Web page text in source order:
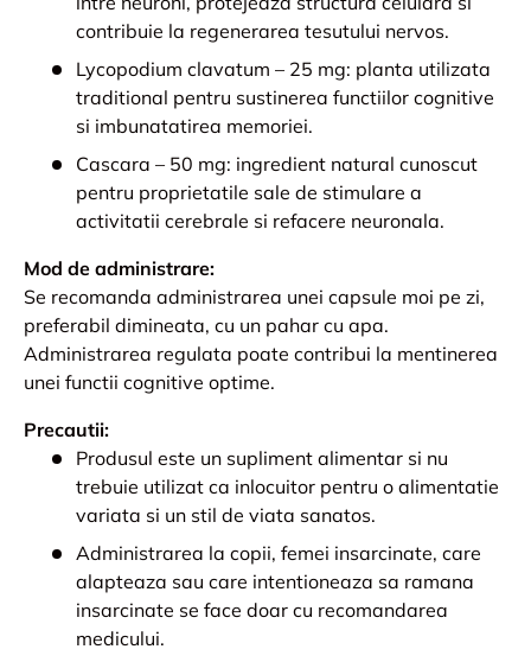
contribuie la regenerarea tesutului nervos.
Lycopodium clavatum – 25 mg: planta utilizata
traditional pentru sustinerea functiilor cognitive
si imbunatatirea memoriei.
Cascara – 50 mg: ingredient natural cunoscut
pentru proprietatile sale de stimulare a
activitatii cerebrale si refacere neuronala.
Mod de administrare:
Se recomanda administrarea unei capsule moi pe zi,
preferabil dimineata, cu un pahar cu apa.
Administrarea regulata poate contribui la mentinerea
unei functii cognitive optime.
Precautii:
Produsul este un supliment alimentar si nu
trebuie utilizat ca inlocuitor pentru o alimentatie
variata si un stil de viata sanatos.
Administrarea la copii, femei insarcinate, care
alapteaza sau care intentioneaza sa ramana
insarcinate se face doar cu recomandarea
medicului.